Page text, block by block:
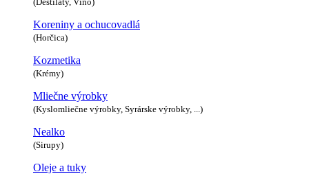
Koreniny a ochucovadlá
(Horčica)
Kozmetika
(Krémy)
Mliečne výrobky
(Kyslomliečne výrobky, Syrárske výrobky, ...)
Nealko
(Sirupy)
Oleje a tuky